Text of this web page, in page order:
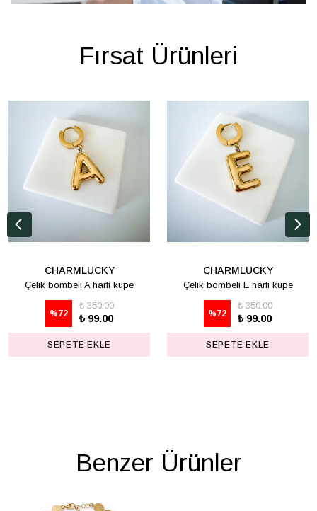
Fırsat Ürünleri
CHARMLUCKY
Çelik bombeli A harfi küpe
%72
₺ 350.00
₺ 99.00
SEPETE EKLE
CHARMLUCKY
Çelik bombeli E harfi küpe
%72
₺ 350.00
₺ 99.00
SEPETE EKLE
Benzer Ürünler